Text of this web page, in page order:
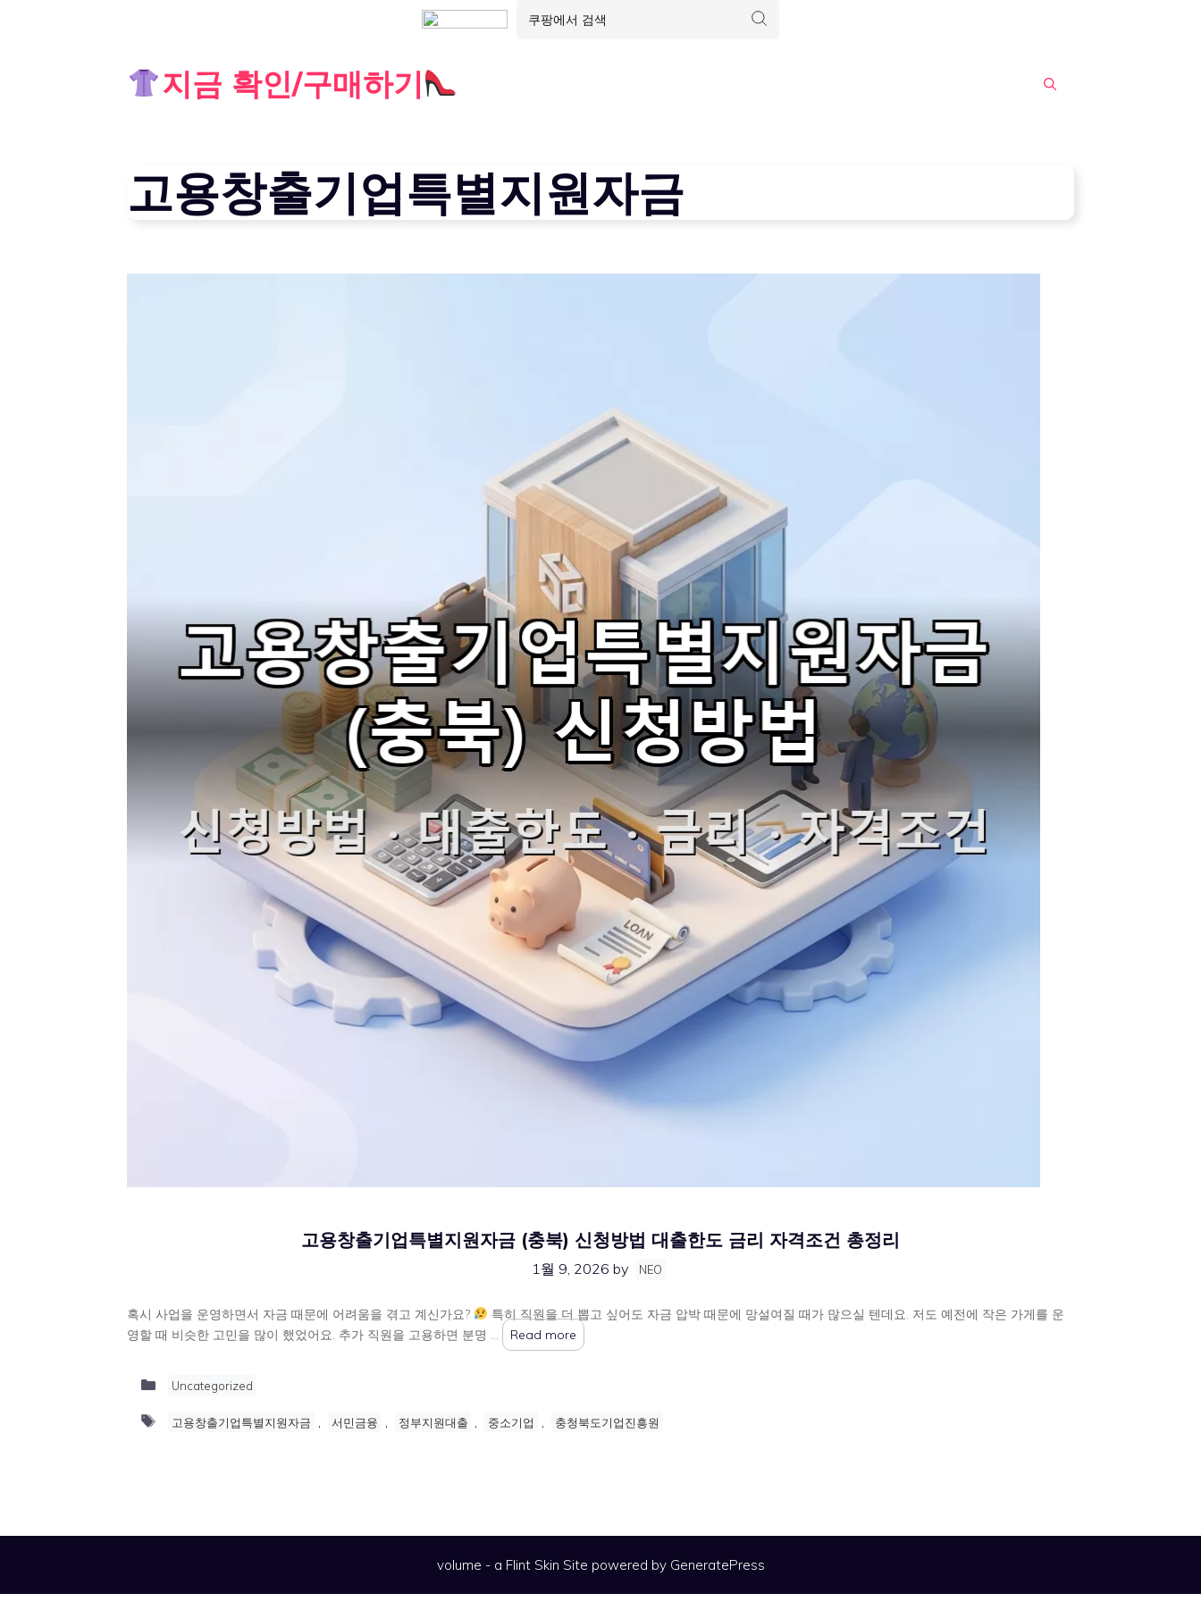
지금 확인/구매하기
고용창출기업특별지원자금
고용창출기업특별지원자금 (충북) 신청방법 대출한도 금리 자격조건 총정리
1월 9, 2026 by NEO
혹시 사업을 운영하면서 자금 때문에 어려움을 겪고 계신가요?
특히 직원을 더 뽑고 싶어도 자금 압박 때문에 망설여질 때가 많으실 텐데요. 저도 예전에 작은 가게를 운
영할 때 비슷한 고민을 많이 했었어요. 추가 직원을 고용하면 분명 …
Read more
Categories
Uncategorized
Tags
고용창출기업특별지원자금 서민금융 정부지원대출 중소기업 충청북도기업진흥원
volume - a Flint Skin Site powered by GeneratePress